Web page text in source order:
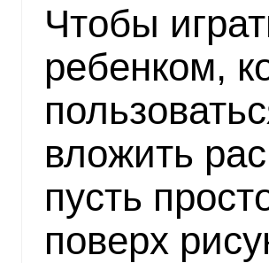
Чтобы
ребенком,
вложить
пусть
поверх